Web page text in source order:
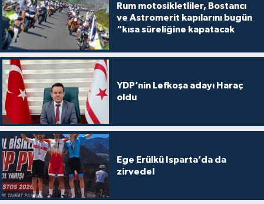
Rum motosikletliler, Bostancı
ve Astromerit kapılarını bugün
“kısa süreliğine kapatacak
YDP’nin Lefkoşa adayı Haraç
oldu
Ege Erülkü Isparta’da da
zirvede!